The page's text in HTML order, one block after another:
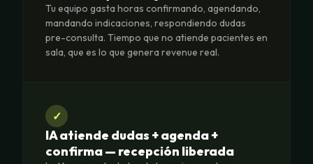
Tu equipo gasta horas confirmando, agendando,
mandando indicaciones, respondiendo dudas
pre-consulta. Tiempo que no atiende pacientes en
sala, que es lo que genera revenue real.
✓
IA atiende dudas + agenda +
confirma — recepción liberada